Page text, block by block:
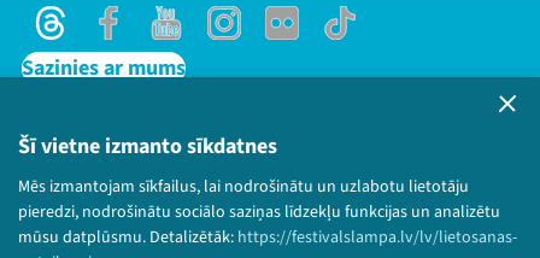
Šī vietne izmanto sīkdatnes
Mēs izmantojam sīkfailus, lai nodrošinātu un uzlabotu lietotāju
pieredzi, nodrošinātu sociālo saziņas līdzekļu funkcijas un analizētu
mūsu datplūsmu. Detalizētāk: https://festivalslampa.lv/lv/lietosanas-
ThreadsFacebookYoutubeInstagram
Flick TikTok
Sazinies ar mums
Lietošanas noteikumi un sīkdatņu politika
Bērnu aizsardzības politika
© 2026 Sarunu festivāls LAMPA Visas tiesības
paturētas.